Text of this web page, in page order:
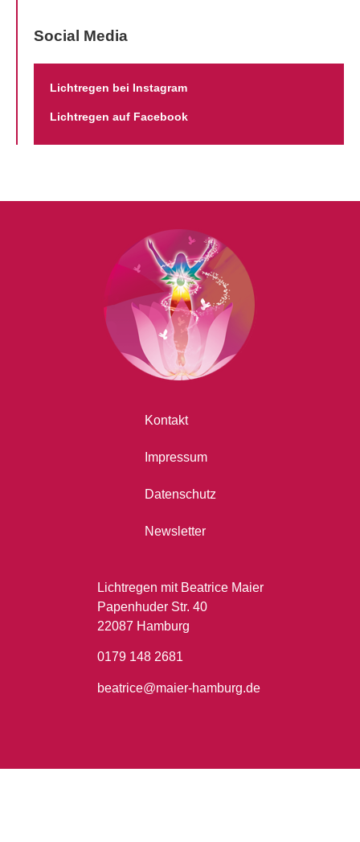
Social Media
Lichtregen bei Instagram
Lichtregen auf Facebook
Kontakt
Impressum
Datenschutz
Newsletter
Lichtregen mit Beatrice Maier
Papenhuder Str. 40
22087 Hamburg
0179 148 2681
beatrice@maier-hamburg.de